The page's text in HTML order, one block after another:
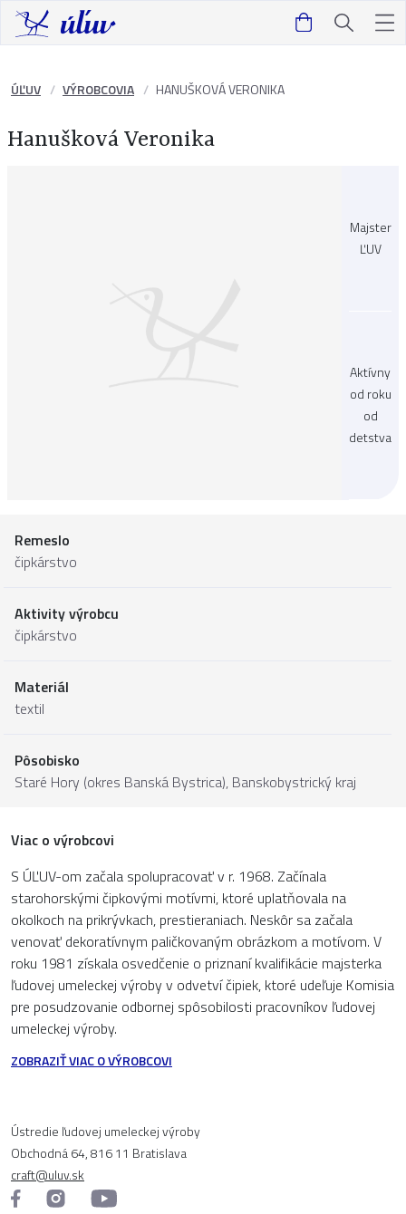
ÚĽUV VÝROBCOVIA HANUŠKOVÁ VERONIKA
Hanušková Veronika
Majster
ĽUV
Aktívny
od roku
od
detstva
Remeslo
čipkárstvo
Aktivity výrobcu
čipkárstvo
Materiál
textil
Pôsobisko
Staré Hory (okres Banská Bystrica), Banskobystrický kraj
Viac o výrobcovi
S ÚĽUV-om začala spolupracovať v r. 1968. Začínala
starohorskými čipkovými motívmi, ktoré uplatňovala na
okolkoch na prikrývkach, prestieraniach. Neskôr sa začala
venovať dekoratívnym paličkovaným obrázkom a motívom. V
roku 1981 získala osvedčenie o priznaní kvalifikácie majsterka
ľudovej umeleckej výroby v odvetví čipiek, ktoré udeľuje Komisia
pre posudzovanie odbornej spôsobilosti pracovníkov ľudovej
umeleckej výroby.
ZOBRAZIŤ VIAC O VÝROBCOVI
Ústredie ľudovej umeleckej výroby
Obchodná 64, 816 11 Bratislava
craft@uluv.sk